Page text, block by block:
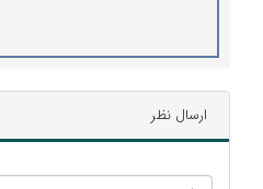
ارسال نظر